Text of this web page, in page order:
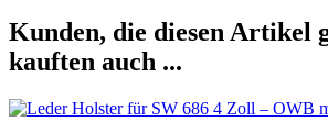
Kunden, die diesen Artikel
kauften auch ...